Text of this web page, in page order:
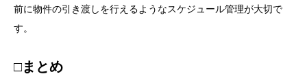
前に物件の引き渡しを行えるようなスケジュール管理が大切で
す。
□まとめ